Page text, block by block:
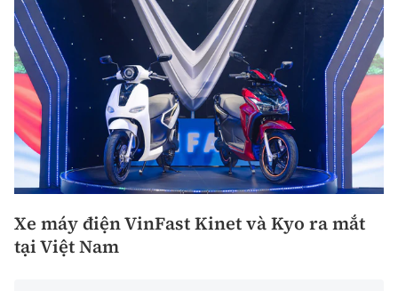
Xe máy điện VinFast Kinet và Kyo ra mắt
tại Việt Nam